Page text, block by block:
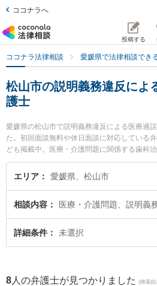
ココナラへ
投稿する
ココナラ法律相談 愛媛県で法律相談でき
松山市の説明義務違反によ
護士
愛媛県の松山市で説明義務違反による医療過
た。初回面談無料や休日面談に対応している
ども掲載中。医療・介護問題に関係する歯科
産婦人科の訴訟等の細かな分野での絞り込み
こと法律事務所の横川 主磨弁護士やきぼう綜
医療過誤のトラブルを今すぐに弁護士に相談
療過誤のトラブル解決の実績豊富な近くの弁
料で説明義務違反による医療過誤を法律相談
エリア 愛媛県、松山市
相談内容 医療・介護問題、説明義
詳細条件 未選択
8 人の弁護士が見つかりました (検索